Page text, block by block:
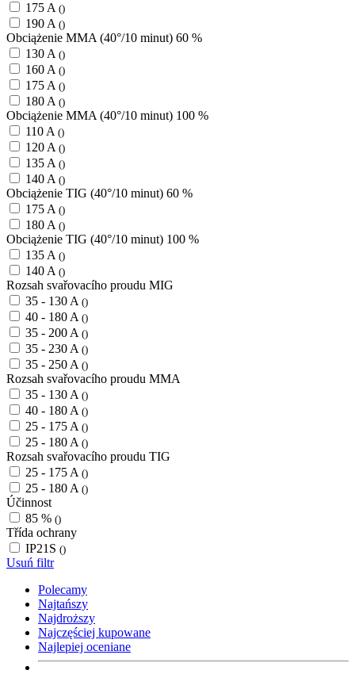
175 A ()
190 A ()
Obciążenie MMA (40°/10 minut) 60 %
130 A ()
160 A ()
175 A ()
180 A ()
Obciążenie MMA (40°/10 minut) 100 %
110 A ()
120 A ()
135 A ()
140 A ()
Obciążenie TIG (40°/10 minut) 60 %
175 A ()
180 A ()
Obciążenie TIG (40°/10 minut) 100 %
135 A ()
140 A ()
Rozsah svařovacího proudu MIG
35 - 130 A ()
40 - 180 A ()
35 - 200 A ()
35 - 230 A ()
35 - 250 A ()
Rozsah svařovacího proudu MMA
35 - 130 A ()
40 - 180 A ()
25 - 175 A ()
25 - 180 A ()
Rozsah svařovacího proudu TIG
25 - 175 A ()
25 - 180 A ()
Účinnost
85 % ()
Třída ochrany
IP21S ()
Usuń filtr
Polecamy
Najtańszy
Najdroższy
Najczęściej kupowane
Najlepiej oceniane